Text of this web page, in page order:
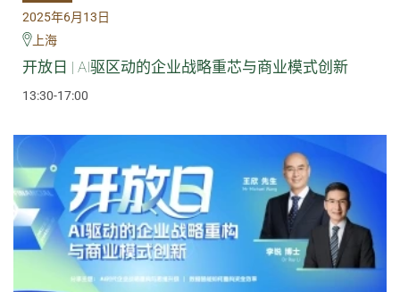
2025年6月13日
上海
开放日 | AI驱区动的企业战略重芯与商业模式创新
13:30-17:00